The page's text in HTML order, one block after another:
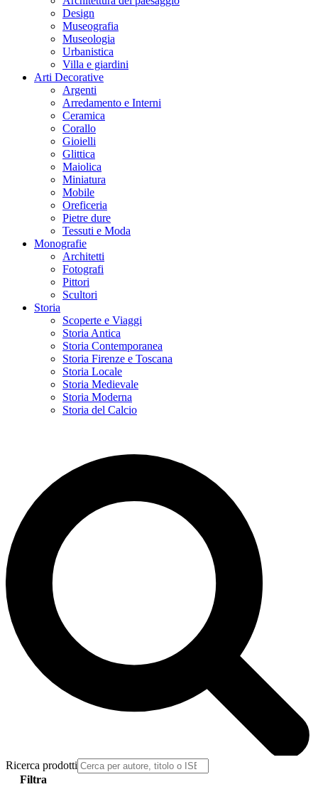
Design
Museografia
Museologia
Urbanistica
Villa e giardini
Arti Decorative
Argenti
Arredamento e Interni
Ceramica
Corallo
Gioielli
Glittica
Maiolica
Miniatura
Mobile
Oreficeria
Pietre dure
Tessuti e Moda
Monografie
Architetti
Fotografi
Pittori
Scultori
Storia
Scoperte e Viaggi
Storia Antica
Storia Contemporanea
Storia Firenze e Toscana
Storia Locale
Storia Medievale
Storia Moderna
Storia del Calcio
Ricerca prodotti
Filtra